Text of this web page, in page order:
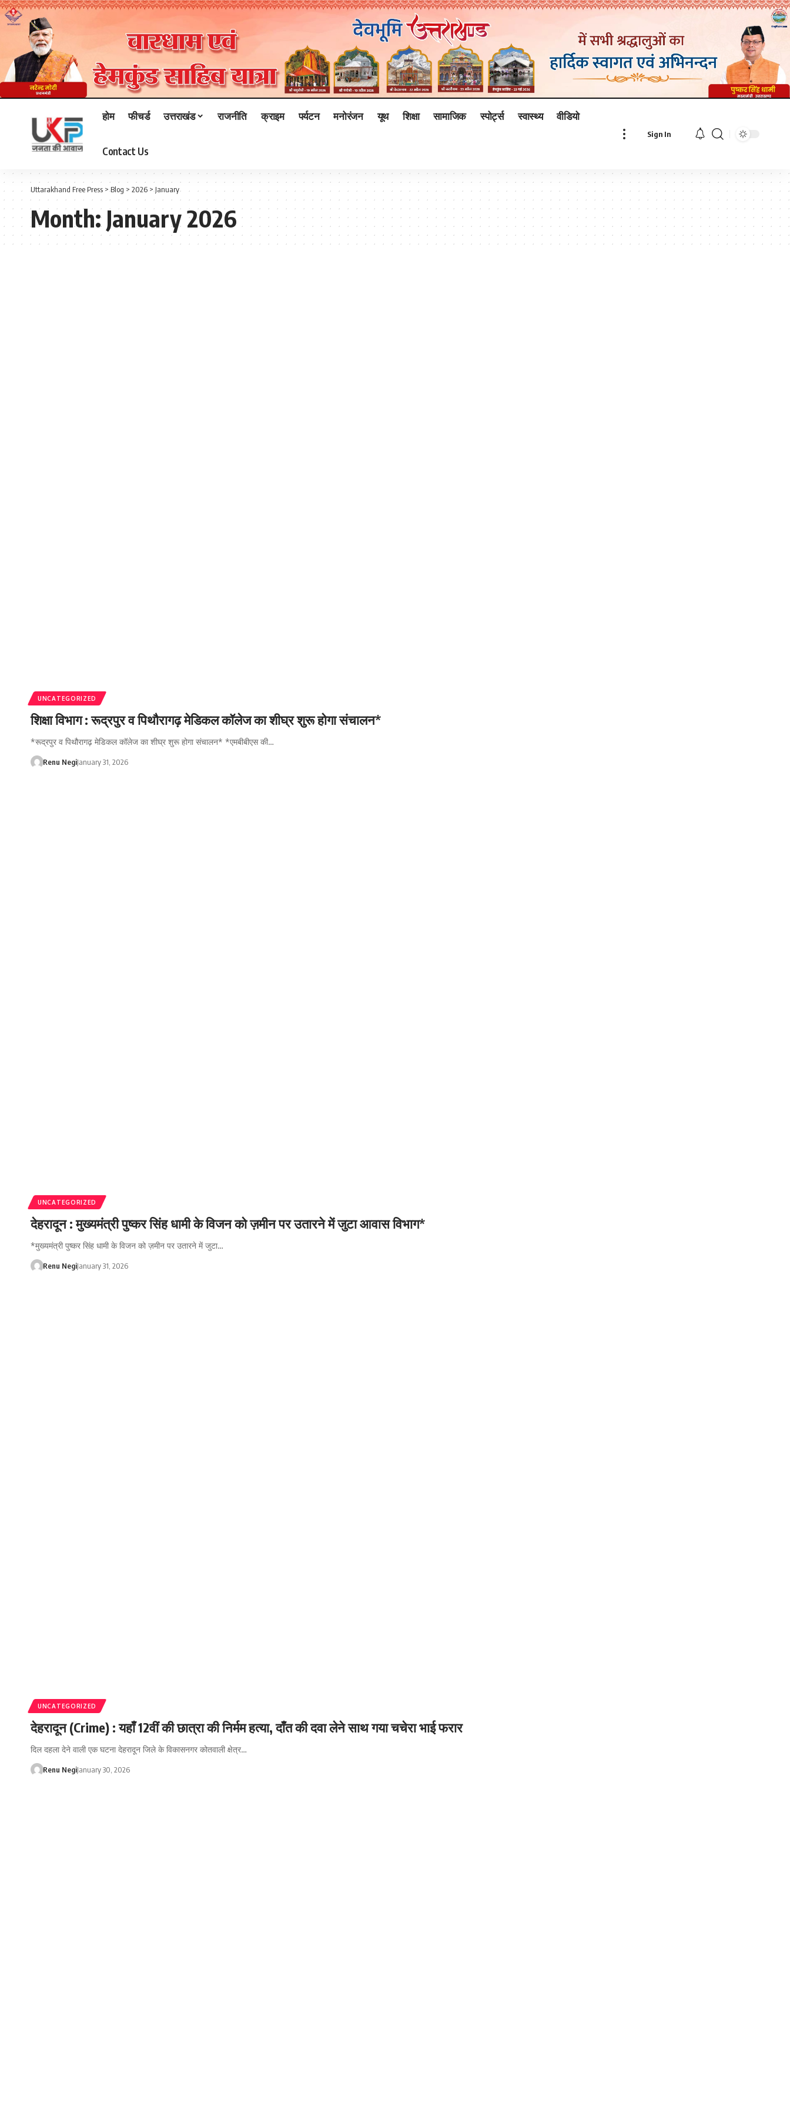
होम फीचर्ड उत्तराखंड राजनीति क्राइम पर्यटन मनोरंजन यूथ शिक्षा सामाजिक स्पोर्ट्स स्वास्थ्य वीडियो
Contact Us
Sign In
Uttarakhand Free Press >Blog > 2026 >January
Month:January 2026
UNCATEGORIZED
शिक्षा विभाग : रूद्रपुर व पिथौरागढ़ मेडिकल कॉलेज का शीघ्र शुरू होगा संचालन*
*रूद्रपुर व पिथौरागढ़ मेडिकल कॉलेज का शीघ्र शुरू होगा संचालन* *एमबीबीएस की…
Renu NegiJanuary 31, 2026
UNCATEGORIZED
देहरादून : मुख्यमंत्री पुष्कर सिंह धामी के विजन को ज़मीन पर उतारने में जुटा आवास विभाग*
*मुख्यमंत्री पुष्कर सिंह धामी के विजन को ज़मीन पर उतारने में जुटा…
Renu NegiJanuary 31, 2026
UNCATEGORIZED
देहरादून (Crime) : यहाँ 12वीं की छात्रा की निर्मम हत्या, दाँत की दवा लेने साथ गया चचेरा भाई फरार
दिल दहला देने वाली एक घटना देहरादून जिले के विकासनगर कोतवाली क्षेत्र…
Renu NegiJanuary 30, 2026